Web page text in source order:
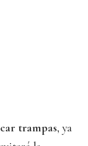
trampas, ya